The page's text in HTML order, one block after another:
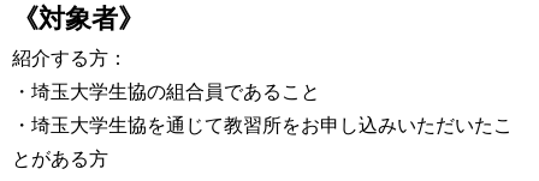
《対象者》
紹介する方：
・埼玉大学生協の組合員であること
・埼玉大学生協を通じて教習所をお申し込みいただいたこ
とがある方